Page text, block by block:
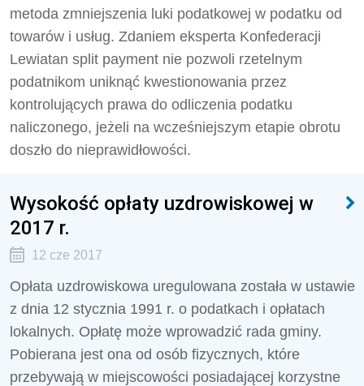
metoda zmniejszenia luki podatkowej w podatku od
towarów i usług. Zdaniem eksperta Konfederacji
Lewiatan split payment nie pozwoli rzetelnym
podatnikom uniknąć kwestionowania przez
kontrolujących prawa do odliczenia podatku
naliczonego, jeżeli na wcześniejszym etapie obrotu
doszło do nieprawidłowości.
Wysokość opłaty uzdrowiskowej w
2017 r.
12 cze 2017
Opłata uzdrowiskowa uregulowana została w ustawie
z dnia 12 stycznia 1991 r. o podatkach i opłatach
lokalnych. Opłatę może wprowadzić rada gminy.
Pobierana jest ona od osób fizycznych, które
przebywają w miejscowości posiadającej korzystne